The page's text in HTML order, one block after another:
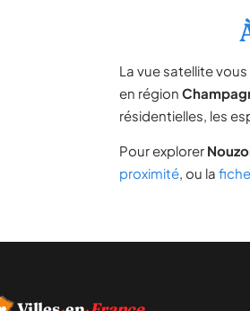
La vue satellite
en région
résidentielles, les
Pour explorer
proximité, ou la